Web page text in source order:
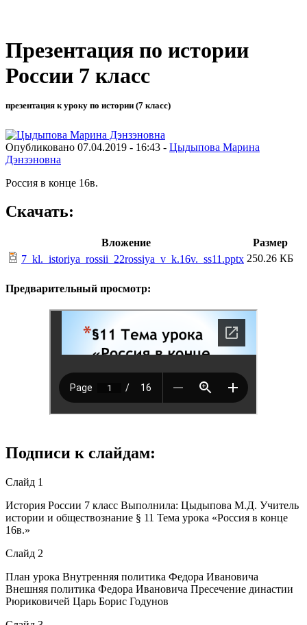
Презентация по истории
России 7 класс
презентация к уроку по истории (7 класс)
Опубликовано 07.04.2019 - 16:43 - Цыдыпова Марина
Дэнзэновна
Россия в конце 16в.
Скачать:
Вложение
Размер
7_kl._istoriya_rossii_22rossiya_v_k.16v._ss11.pptx 250.26 КБ
Предварительный просмотр:
Подписи к слайдам:
Слайд 1
История России 7 класс Выполнила: Цыдыпова М.Д. Учитель
истории и обществознание § 11 Тема урока «Россия в конце
16в.»
Слайд 2
План урока Внутренняя политика Федора Ивановича
Внешняя политика Федора Ивановича Пресечение династии
Рюриковичей Царь Борис Годунов